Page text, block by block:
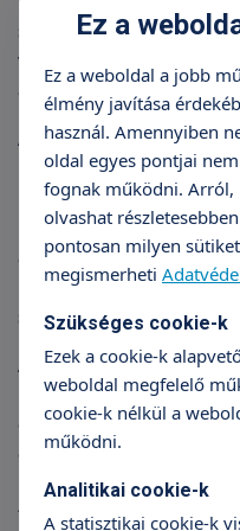
szakaszában a kéz
visszaállíthatók,
azonban nagyobb a
A
húrmetszés
húrt több szinten
mozgathatósága
hátránya, hogy a
alatt marad, és a
kockázata a műtét
százalékos is lehet.
A második
megoldás, hogya
eltávolítják. Ez a
előrehaladottabb
már behajlítottak,
tenyér és az ujjak
Ez a
Ez a weboldal a jobb
élmény javítása
használ. Amennyiben
oldal egyes pontjai
fognak működni. Arról,
olvashat
pontosan milyen
megismerheti
Szükséges cookie-k
Ezek a cookie-k
weboldal megfelelő
cookie-k nélkül a
működni.
Analitikai cookie-k
A statisztikai cookie-k